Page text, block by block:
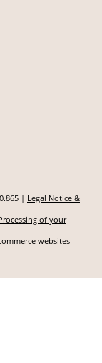
| Legal Notice &
of your
websites